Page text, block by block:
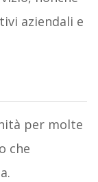
aziendali e
per molte
che